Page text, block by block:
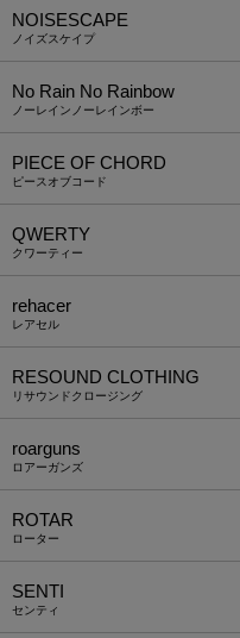
NOISESCAPE
ノイズスケイプ
No Rain No Rainbow
ノーレインノーレインボー
PIECE OF CHORD
ピースオブコード
QWERTY
クワーティー
rehacer
レアセル
RESOUND CLOTHING
リサウンドクロージング
roarguns
ロアーガンズ
ROTAR
ローター
SENTI
センティ